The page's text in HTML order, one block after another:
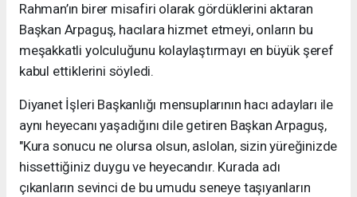
Rahman’ın birer misafiri olarak gördüklerini aktaran
Başkan Arpaguş, hacılara hizmet etmeyi, onların bu
meşakkatli yolculuğunu kolaylaştırmayı en büyük şeref
kabul ettiklerini söyledi.
Diyanet İşleri Başkanlığı mensuplarının hacı adayları ile
aynı heyecanı yaşadığını dile getiren Başkan Arpaguş,
"Kura sonucu ne olursa olsun, aslolan, sizin yüreğinizde
hissettiğiniz duygu ve heyecandır. Kurada adı
çıkanların sevinci de bu umudu seneye taşıyanların